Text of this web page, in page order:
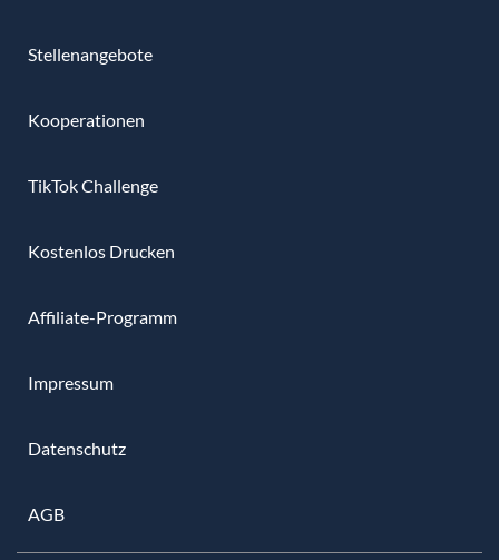
Stellenangebote
Kooperationen
TikTok Challenge
Kostenlos Drucken
Affiliate-Programm
Impressum
Datenschutz
AGB